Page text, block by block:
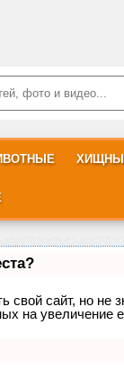
свой сайт, но не
на увеличение